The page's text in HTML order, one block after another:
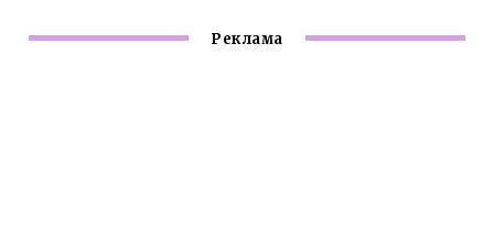
Реклама